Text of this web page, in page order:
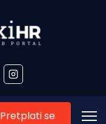
Pretplati se